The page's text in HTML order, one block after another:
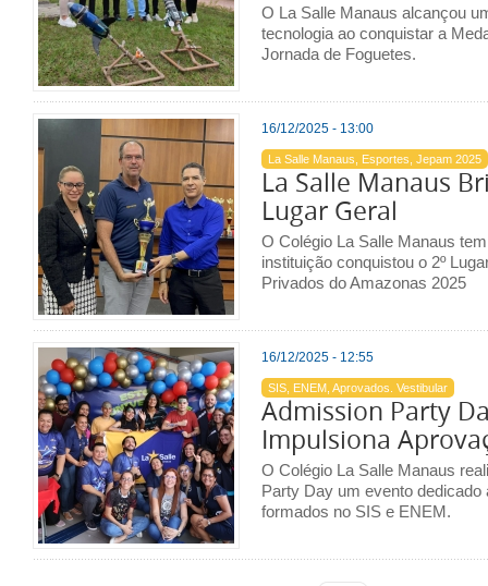
O La Salle Manaus alcançou
tecnologia ao conquistar a
Jornada de Foguetes.
16/12/2025 - 13:00
La Salle Manaus, Esportes, Jepam 2025
La Salle Manaus
Lugar Geral
O Colégio La Salle Manaus
instituição conquistou o 2º
Privados do Amazonas 2025
16/12/2025 - 12:55
SIS, ENEM, Aprovados. Vestibular
Admission Party
Impulsiona
O Colégio La Salle Manaus
Party Day um evento
formados no SIS e ENEM.